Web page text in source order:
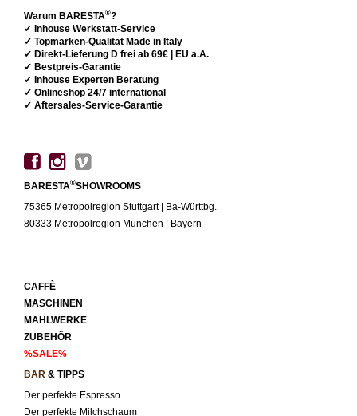
Warum BARESTA®?
✓ Inhouse Werkstatt-Service
✓ Topmarken-Qualität Made in Italy
✓ Direkt-Lieferung D frei ab 69€ | EU a.A.
✓ Bestpreis-Garantie
✓ Inhouse Experten Beratung
✓ Onlineshop 24/7 international
✓ Aftersales-Service-Garantie
BARESTA®SHOWROOMS
75365 Metropolregion Stuttgart | Ba-Württbg.
80333 Metropolregion München | Bayern
CAFFÈ
MASCHINEN
MAHLWERKE
ZUBEHÖR
%SALE%
BAR & TIPPS
Der perfekte Espresso
Der perfekte Milchschaum